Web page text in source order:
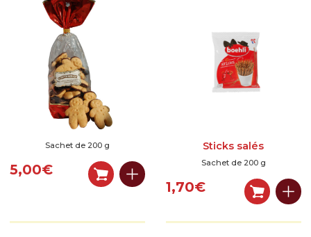
Sachet de 200 g
5,00€
Sticks salés
Sachet de 200 g
1,70€